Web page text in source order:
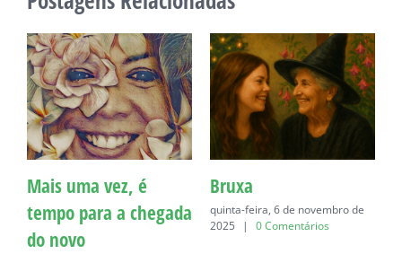
Mais uma vez, é
tempo para a chegada
do novo
Bruxa
quinta-feira, 6 de novembro de
2025
| 0 Comentários